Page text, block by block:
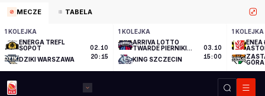
MECZE TABELA
1 KOLEJKA
ENERGA TREFL
SOPOT
DZIKI WARSZAWA
02.10
20:15
1 KOLEJKA
ARRIVA LOTTO
TWARDE PIERNIKI
KING SZCZECIN
03.10
15:00
1 KOLEJKA
ENEA
GÓRA